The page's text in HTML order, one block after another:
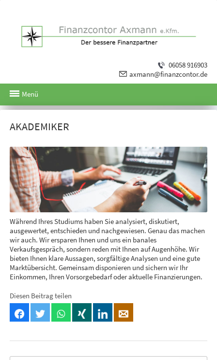
06058 916903
axmann@finanzcontor.de
Menü
AKADEMIKER
Während Ihres Studiums haben Sie analysiert, diskutiert,
ausgewertet, entschieden und nachgewiesen. Genau das machen
wir auch. Wir ersparen Ihnen und uns ein banales
Verkaufsgespräch, sondern reden mit Ihnen auf Augenhöhe. Wir
bieten Ihnen klare Aussagen, sorgfältige Analysen und eine gute
Marktübersicht. Gemeinsam disponieren und sichern wir Ihr
Einkommen, Ihren Vorsorgebedarf oder aktuelle Finanzierungen.
Diesen Beitrag teilen